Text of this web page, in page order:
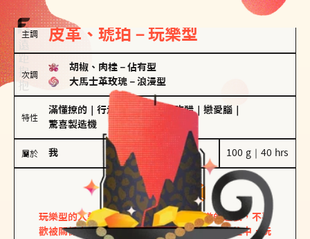
主調 皮革、琥珀－玩樂型
次調
胡椒、肉桂 － 佔有型
大馬士革玫瑰 － 浪漫型
特性
滿懂撩的 行走的發電機｜ 愛吃醋｜ 戀愛腦
驚喜製造機
屬於 我 100 g｜40 hrs
玩樂型
皮革、琥珀
玩樂型的人熱情洋溢，視戀愛為一場刺激的遊戲，不喜
歡被關係中的限制綑綁。無論是約會中還是交往中，玩